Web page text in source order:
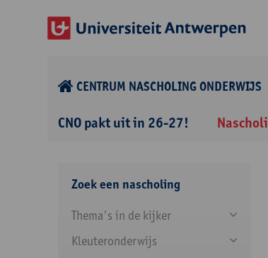
CENTRUM NASCHOLING ONDERWIJS
CNO pakt uit in 26-27!
Zoek een nascholing
Thema's in de kijker
Kleuteronderwijs